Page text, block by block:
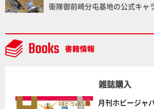
衛隊御前崎分屯基地の公式キャ
通常版の2ラインで発売！
雑誌購入
月刊ホビージャ